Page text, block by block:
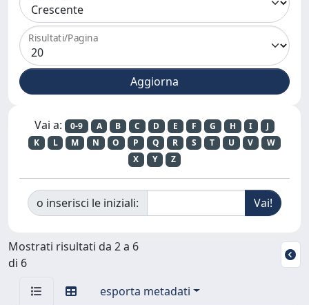
Risultati/Pagina
Vai a: 0-9 A B C D E F G H I
J
K
L M N O P Q R S T U V
W
X
Y Z
o inserisci le iniziali:
Mostrati risultati da 2 a 6
di 6
esporta metadati